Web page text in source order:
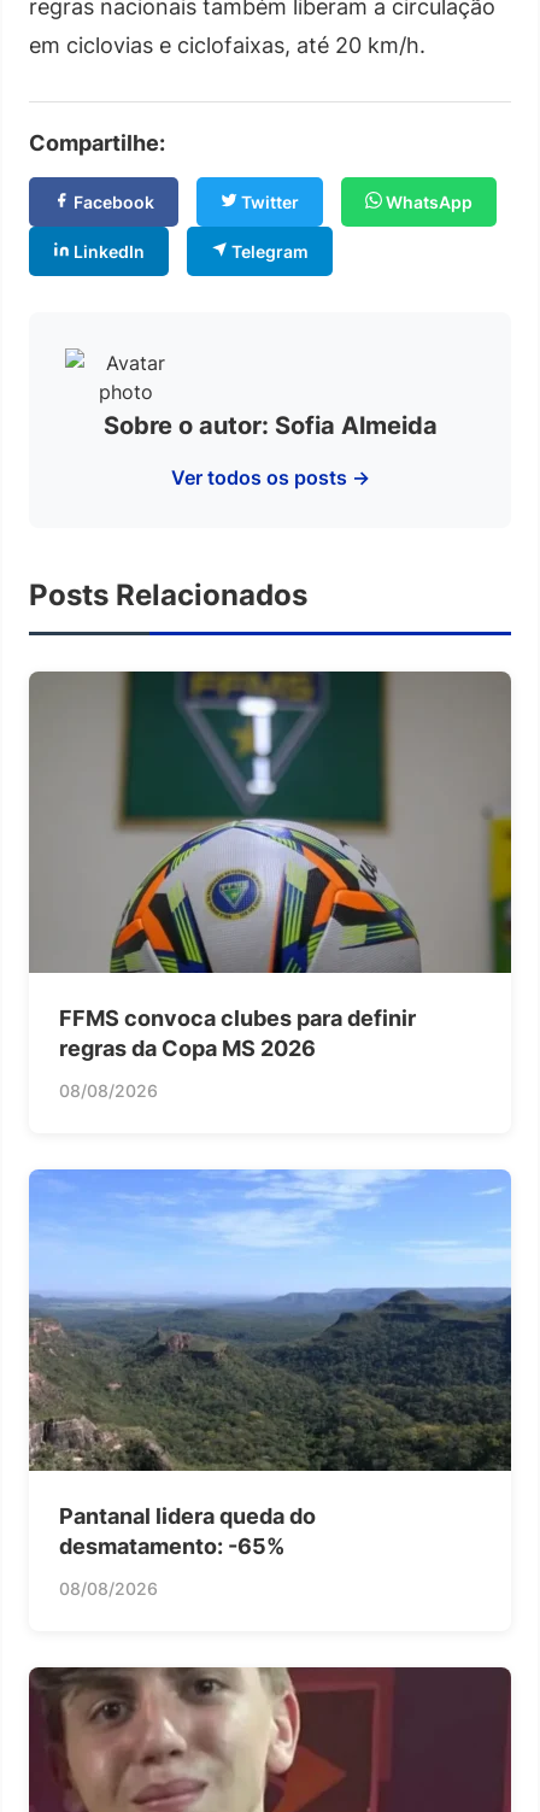
regras nacionais também liberam a circulação
em ciclovias e ciclofaixas, até 20 km/h.
Compartilhe:
Facebook Twitter WhatsApp
LinkedIn Telegram
Sobre o autor: Sofia Almeida
Ver todos os posts →
Posts Relacionados
FFMS convoca clubes para definir
regras da Copa MS 2026
08/08/2026
Pantanal lidera queda do
desmatamento: -65%
08/08/2026